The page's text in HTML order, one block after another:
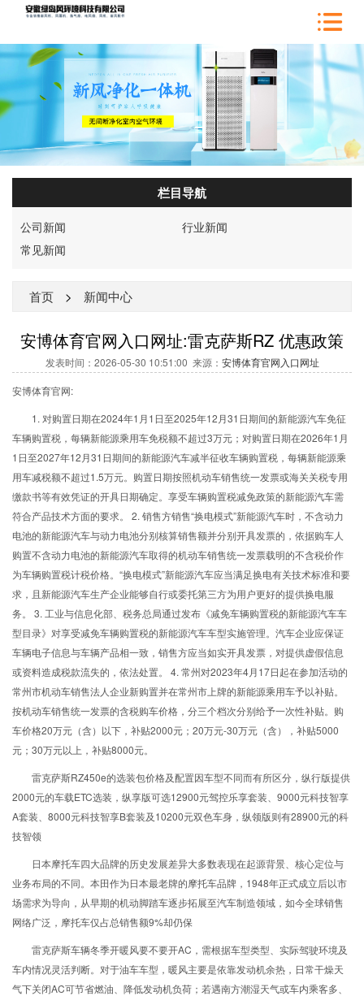
栏目导航
公司新闻
行业新闻
常见新闻
首页 > 新闻中心
安博体育官网入口网址:雷克萨斯RZ 优惠政策
发表时间：2026-05-30 10:51:00 来源： 安博体育官网入口网址
安博体育官网:
1. 对购置日期在2024年1月1日至2025年12月31日期间的新能源汽车免征
车辆购置税，每辆新能源乘用车免税额不超过3万元；对购置日期在2026年1月
1日至2027年12月31日期间的新能源汽车减半征收车辆购置税，每辆新能源乘
用车减税额不超过1.5万元。购置日期按照机动车销售统一发票或海关关税专用
缴款书等有效凭证的开具日期确定。享受车辆购置税减免政策的新能源汽车需
符合产品技术方面的要求。 2. 销售方销售“换电模式”新能源汽车时，不含动力
电池的新能源汽车与动力电池分别核算销售额并分别开具发票的，依据购车人
购置不含动力电池的新能源汽车取得的机动车销售统一发票载明的不含税价作
为车辆购置税计税价格。“换电模式”新能源汽车应当满足换电有关技术标准和要
求，且新能源汽车生产企业能够自行或委托第三方为用户更好的提供换电服
务。 3. 工业与信息化部、税务总局通过发布《减免车辆购置税的新能源汽车车
型目录》对享受减免车辆购置税的新能源汽车车型实施管理。汽车企业应保证
车辆电子信息与车辆产品相一致，销售方应当如实开具发票，对提供虚假信息
或资料造成税款流失的，依法处置。 4. 常州对2023年4月17日起在参加活动的
常州市机动车销售法人企业新购置并在常州市上牌的新能源乘用车予以补贴。
按机动车销售统一发票的含税购车价格，分三个档次分别给予一次性补贴。购
车价格20万元（含）以下，补贴2000元；20万元-30万元（含），补贴5000
元；30万元以上，补贴8000元。
雷克萨斯RZ450e的选装包价格及配置因车型不同而有所区分，纵行版提供
2000元的车载ETC选装，纵享版可选12900元驾控乐享套装、9000元科技智享
A套装、8000元科技智享B套装及10200元双色车身，纵领版则有28900元的科
技智领
日本摩托车四大品牌的历史发展差异大多数表现在起源背景、核心定位与
业务布局的不同。本田作为日本最老牌的摩托车品牌，1948年正式成立后以市
场需求为导向，从早期的机动脚踏车逐步拓展至汽车制造领域，如今全球销售
网络广泛，摩托车仅占总销售额9%却仍保
雷克萨斯车辆冬季开暖风要不要开AC，需根据车型类型、实际驾驶环境及
车内情况灵活判断。对于油车车型，暖风主要是依靠发动机余热，日常干燥天
气下关闭AC可节省燃油、降低发动机负荷；若遇南方潮湿天气或车内乘客多、